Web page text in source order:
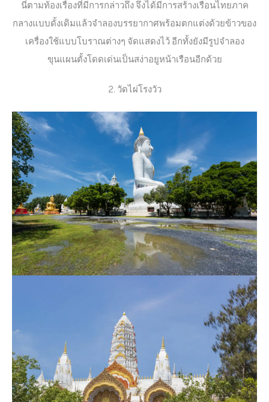
นี่ตามท้องเรื่องที่มีการกล่าวถึง จึงได้มีการสร้างเรือนไทยภาค
กลางแบบดั้งเดิมแล้วจำลองบรรยากาศพร้อมตกแต่งด้วยข้าวของ
เครื่องใช้แบบโบราณต่างๆ จัดแสดงไว้ อีกทั้งยังมีรูปจำลอง
ขุนแผนตั้งโดดเด่นเป็นสง่าอยูหน้าเรือนอีกด้วย
2. วัดไผ่โรงวัว